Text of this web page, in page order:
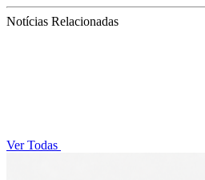
Notícias Relacionadas
Ver Todas